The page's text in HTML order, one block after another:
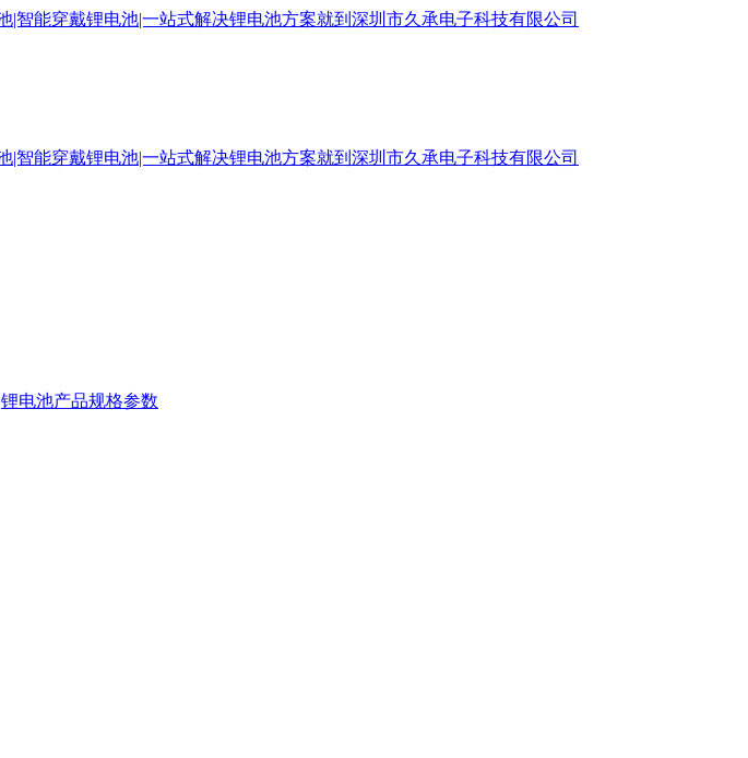
锂电池产品规格参数